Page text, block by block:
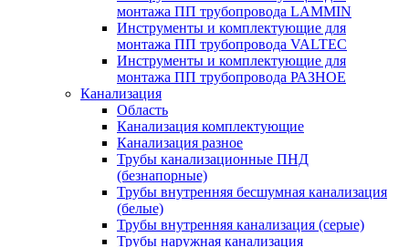
монтажа ПП трубопровода LAMMIN
Инструменты и комплектующие для
монтажа ПП трубопровода VALTEC
Инструменты и комплектующие для
монтажа ПП трубопровода РАЗНОЕ
Канализация
Область
Канализация комплектующие
Канализация разное
Трубы канализационные ПНД
(безнапорные)
Трубы внутренняя бесшумная канализация
(белые)
Трубы внутренняя канализация (серые)
Трубы наружная канализация